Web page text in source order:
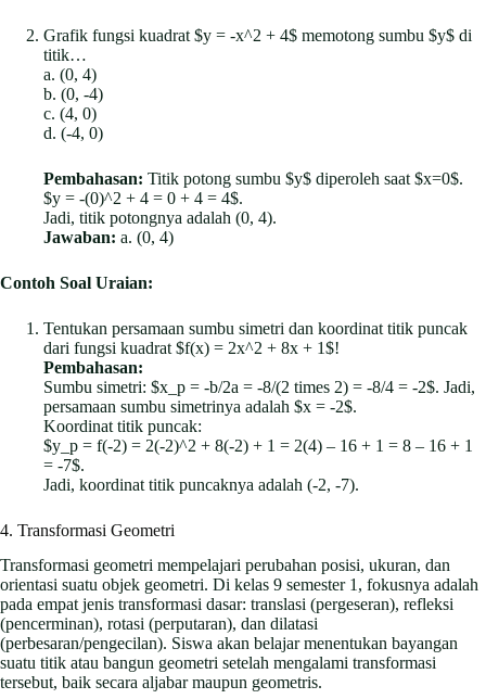
Grafik fungsi kuadrat $y = -x^2 + 4$ memotong sumbu $y$ di
titik…
a. (0, 4)
b. (0, -4)
c. (4, 0)
d. (-4, 0)
Pembahasan: Titik potong sumbu $y$ diperoleh saat $x=0$.
$y = -(0)^2 + 4 = 0 + 4 = 4$.
Jadi, titik potongnya adalah (0, 4).
Jawaban: a. (0, 4)
Contoh Soal Uraian:
Tentukan persamaan sumbu simetri dan koordinat titik puncak
dari fungsi kuadrat $f(x) = 2x^2 + 8x + 1$!
Pembahasan:
Sumbu simetri: $x_p = -b/2a = -8/(2 times 2) = -8/4 = -2$. Jadi,
persamaan sumbu simetrinya adalah $x = -2$.
Koordinat titik puncak:
$y_p = f(-2) = 2(-2)^2 + 8(-2) + 1 = 2(4) – 16 + 1 = 8 – 16 + 1
= -7$.
Jadi, koordinat titik puncaknya adalah (-2, -7).
4. Transformasi Geometri
Transformasi geometri mempelajari perubahan posisi, ukuran, dan
orientasi suatu objek geometri. Di kelas 9 semester 1, fokusnya adalah
pada empat jenis transformasi dasar: translasi (pergeseran), refleksi
(pencerminan), rotasi (perputaran), dan dilatasi
(perbesaran/pengecilan). Siswa akan belajar menentukan bayangan
suatu titik atau bangun geometri setelah mengalami transformasi
tersebut, baik secara aljabar maupun geometris.